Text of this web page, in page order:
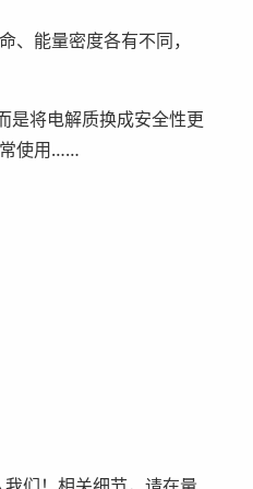
能量密度各有不同，
是将电解质换成安全性更
常使用……